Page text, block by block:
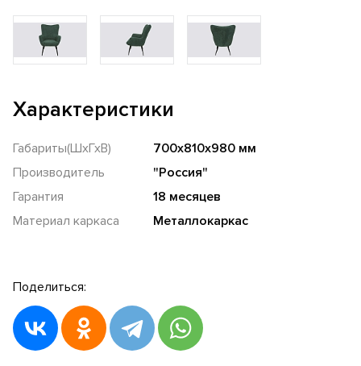
Характеристики
Габариты(ШхГхВ)
700х810х980 мм
Производитель
"Россия"
Гарантия
18 месяцев
Материал каркаса
Металлокаркас
Поделиться: